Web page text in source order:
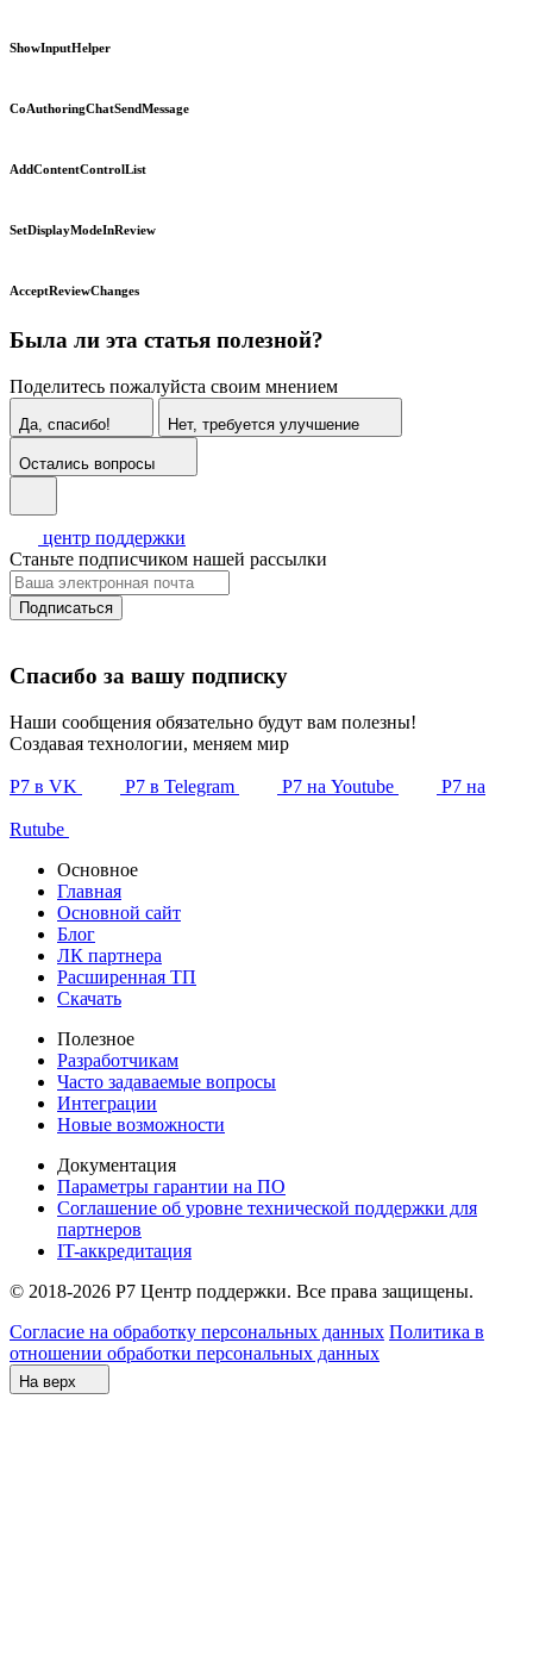
ShowInputHelper
CoAuthoringChatSendMessage
AddContentControlList
SetDisplayModeInReview
AcceptReviewChanges
Была ли эта статья полезной?
Поделитесь пожалуйста своим мнением
Да, спасибо! Нет, требуется улучшение
Остались вопросы
центр поддержки
Станьте подписчиком нашей рассылки
Подписаться
Спасибо за вашу подписку
Наши сообщения обязательно будут вам полезны!
Создавая технологии, меняем мир
Р7 в VK Р7 в Telegram Р7 на Youtube Р7 на
Rutube
Основное
Главная
Основной сайт
Блог
ЛК партнера
Расширенная ТП
Скачать
Полезное
Разработчикам
Часто задаваемые вопросы
Интеграции
Новые возможности
Документация
Параметры гарантии на ПО
Соглашение об уровне технической поддержки для
партнеров
IT-аккредитация
© 2018-2026 Р7 Центр поддержки. Все права защищены.
Согласие на обработку персональных данных Политика в
отношении обработки персональных данных
На верх